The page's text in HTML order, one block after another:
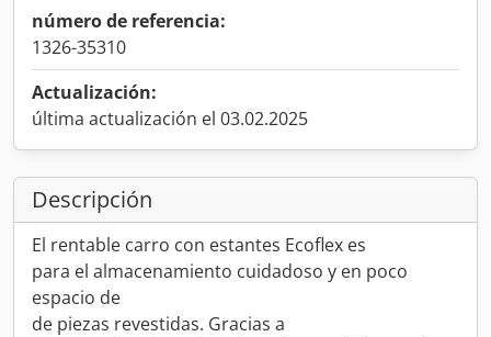
número de referencia:
1326-35310
Actualización:
última actualización el 03.02.2025
Descripción
El rentable carro con estantes Ecoflex es
para el almacenamiento cuidadoso y en poco
espacio de
de piezas revestidas. Gracias a